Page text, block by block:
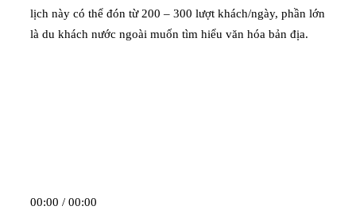
lịch này có thể đón từ 200 – 300 lượt khách/ngày, phần lớn
là du khách nước ngoài muốn tìm hiểu văn hóa bản địa.
00:00 / 00:00